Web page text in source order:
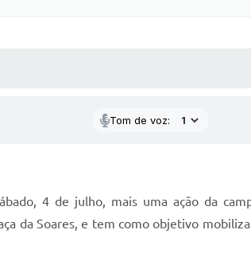
Tom de voz:
4 de julho, mais uma ação da
da Soares, e tem como objetivo